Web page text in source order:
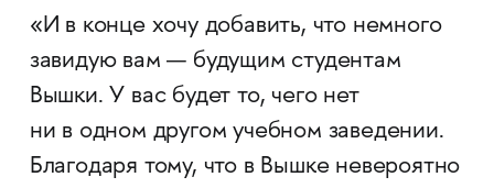
«И в конце хочу добавить, что немного
завидую вам — будущим студентам
Вышки. У вас будет то, чего нет
ни в одном другом учебном заведении.
Благодаря тому, что в Вышке невероятно